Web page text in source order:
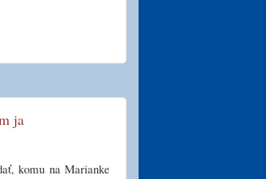
ja
komu na Marianke